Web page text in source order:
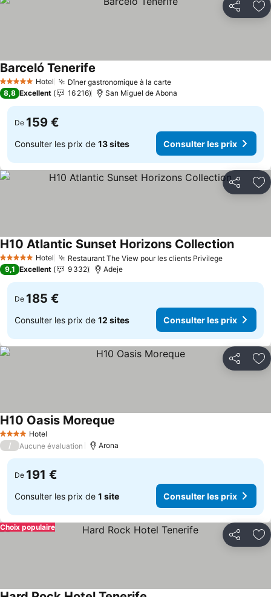
Partager
5 Étoiles Hotel Dîner gastronomique à la carte
Barceló Tenerife
8,8 Excellent 16 216 San Miguel de Abona
De 159 €
Consulter les prix de 13 sites Consulter les prix
Partager
5 Étoiles Hotel Restaurant The View pour les clients Privilege
H10 Atlantic Sunset Horizons Collection
9,1 Excellent 9 332 Adeje
De 185 €
Consulter les prix de 12 sites Consulter les prix
Partager
4 Étoiles Hotel
H10 Oasis Moreque
/ Aucune évaluation Arona
De 191 €
Consulter les prix de 1 site Consulter les prix
Partager
Choix populaire